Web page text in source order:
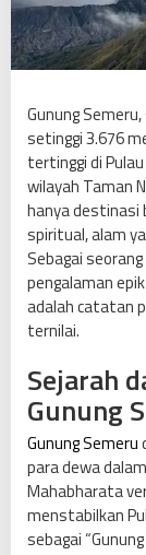
Gunung
setinggi 3.676
tertinggi di
wilayah Taman
hanya destinasi
spiritual, alam
Sebagai
pengalaman
adalah catatan
ternilai.
Sejarah
Gunung
Gunung Semeru
para dewa
Mahabharata
menstabilkan
sebagai